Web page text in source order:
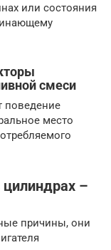
или состояния
смеси
поведение
место
–
причины, они